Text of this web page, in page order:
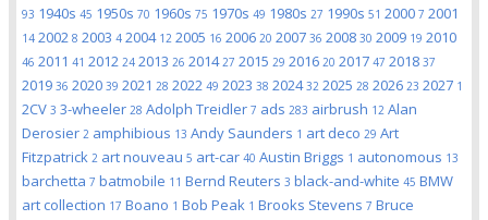
93 1940s 45 1950s 70 1960s 75 1970s 49 1980s 27 1990s 51 2000 7 2001
14 2002 8 2003 4 2004 12 2005 16 2006 20 2007 36 2008 30 2009 19 2010
46 2011 41 2012 24 2013 26 201427 2015 29 2016 20 2017 47 2018 37
2019 36 2020 39 2021 28 2022 49 2023 38 202432 2025 28 2026 23 2027 1
2CV 3 3-wheeler 28 Adolph Treidler 7 ads 283 airbrush 12 Alan
Derosier 2 amphibious 13 Andy Saunders 1 art deco 29 Art
Fitzpatrick 2 art nouveau 5 art-car 40 Austin Briggs 1 autonomous 13
barchetta 7 batmobile 11 Bernd Reuters 3 black-and-white 45 BMW
art collection 17 Boano 1 Bob Peak 1 Brooks Stevens 7 Bruce